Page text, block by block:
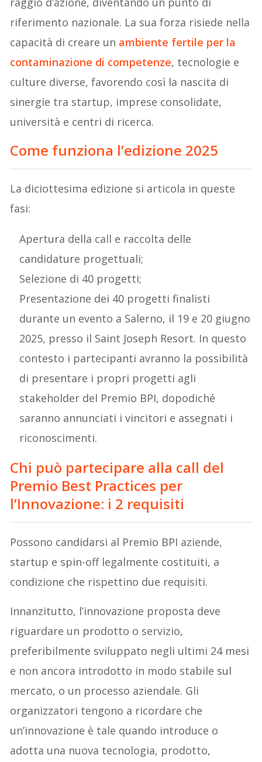
riferimento nazionale. La sua forza risiede nella
capacità di creare un ambiente fertile per la
contaminazione di competenze, tecnologie e
culture diverse, favorendo così la nascita di
sinergie tra startup, imprese consolidate,
università e centri di ricerca.
Come funziona l’edizione 2025
La diciottesima edizione si articola in queste
fasi:
Apertura della call e raccolta delle
candidature progettuali;
Selezione di 40 progetti;
Presentazione dei 40 progetti finalisti
durante un evento a Salerno, il 19 e 20 giugno
2025, presso il Saint Joseph Resort. In questo
contesto i partecipanti avranno la possibilità
di presentare i propri progetti agli
stakeholder del Premio BPI, dopodiché
saranno annunciati i vincitori e assegnati i
riconoscimenti.
Chi può partecipare alla call del
Premio Best Practices per
l’Innovazione: i 2 requisiti
Possono candidarsi al Premio BPI aziende,
startup e spin-off legalmente costituiti, a
condizione che rispettino due requisiti.
Innanzitutto, l’innovazione proposta deve
riguardare un prodotto o servizio,
preferibilmente sviluppato negli ultimi 24 mesi
e non ancora introdotto in modo stabile sul
mercato, o un processo aziendale. Gli
organizzatori tengono a ricordare che
un’innovazione è tale quando introduce o
adotta una nuova tecnologia, prodotto,